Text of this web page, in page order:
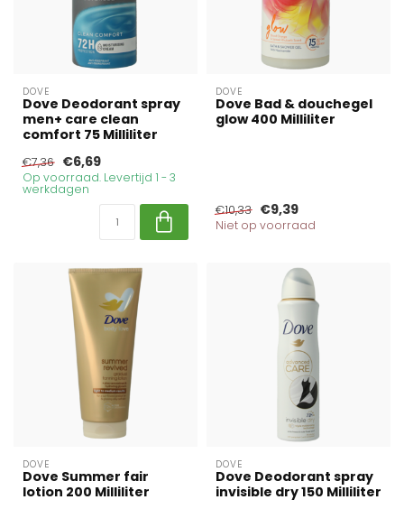
DOVE
Dove Deodorant spray
men+ care clean
comfort 75 Milliliter
€7,36 €6,69
Op voorraad. Levertijd 1 - 3
werkdagen
DOVE
Dove Bad & douchegel
glow 400 Milliliter
€10,33 €9,39
Niet op voorraad
DOVE
Dove Summer fair
lotion 200 Milliliter
DOVE
Dove Deodorant spray
invisible dry 150 Milliliter